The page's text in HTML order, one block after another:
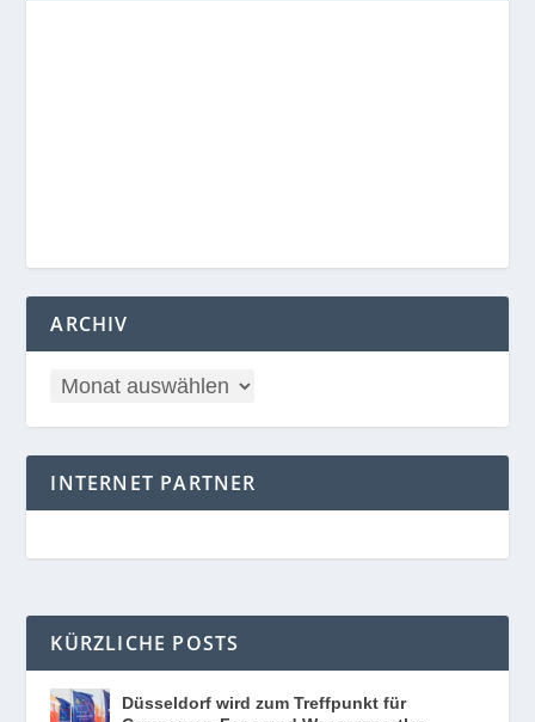
ARCHIV
INTERNET PARTNER
KÜRZLICHE POSTS
Düsseldorf wird zum Treffpunkt für